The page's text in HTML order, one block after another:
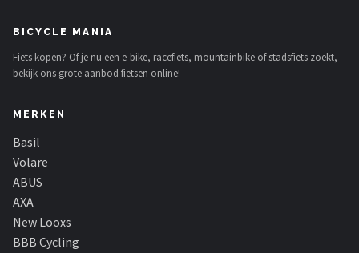
BICYCLE MANIA
Fiets kopen? Of je nu een e-bike, racefiets, mountainbike of stadsfiets zoekt,
bekijk ons grote aanbod fietsen online!
MERKEN
Basil
Volare
ABUS
AXA
New Looxs
BBB Cycling